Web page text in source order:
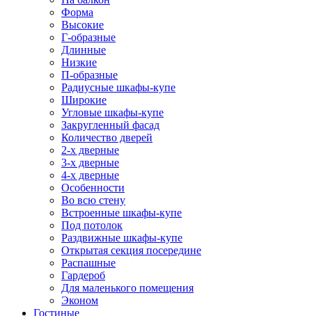
Форма
Высокие
Г-образные
Длинные
Низкие
П-образные
Радиусные шкафы-купе
Широкие
Угловые шкафы-купе
Закругленный фасад
Количество дверей
2-х дверные
3-х дверные
4-х дверные
Особенности
Во всю стену
Встроенные шкафы-купе
Под потолок
Раздвижные шкафы-купе
Открытая секция посередине
Распашные
Гардероб
Для маленького помещения
Эконом
Гостиные